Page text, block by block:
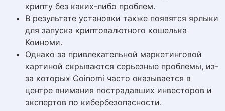
крипту без каких-либо проблем.
В результате установки также появятся ярлыки
для запуска криптовалютного кошелька
Коиноми.
Однако за привлекательной маркетинговой
картиной скрываются серьезные проблемы, из-
за которых Coinomi часто оказывается в
центре внимания пострадавших инвесторов и
экспертов по кибербезопасности.